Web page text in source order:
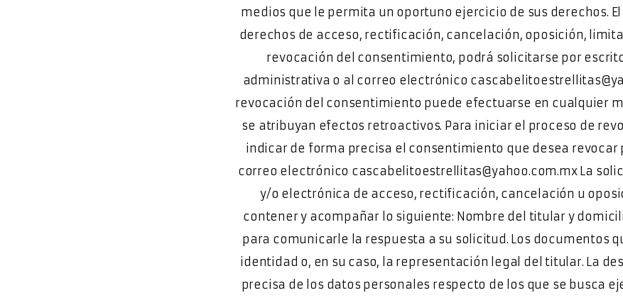
medios que le permita un oportuno ejercicio de sus derechos.
derechos de acceso, rectificación, cancelación, oposición,
revocación del consentimiento, podrá solicitarse por
administrativa o al correo electrónico
revocación del consentimiento puede efectuarse en cualquier
se atribuyan efectos retroactivos. Para iniciar el proceso de
indicar de forma precisa el consentimiento que desea revocar
correo electrónico cascabelitoestrellitas@yahoo.com.mx La
y/o electrónica de acceso, rectificación, cancelación u
contener y acompañar lo siguiente: Nombre del titular y
para comunicarle la respuesta a su solicitud. Los documentos
identidad o, en su caso, la representación legal del titular. La
precisa de los datos personales respecto de los que se busca